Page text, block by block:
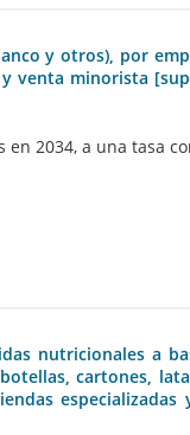
y otros), por
minorista
2034, a una tasa
nutricionales a
cartones,